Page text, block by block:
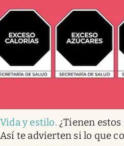
Vida y estilo. ¿Tienen
Así te advierten si lo que